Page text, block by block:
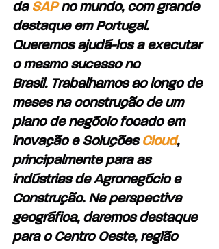
da SAP no mundo, com grande
destaque em Portugal.
Queremos ajudá-los a executar
o mesmo sucesso no
Brasil. Trabalhamos ao longo de
meses na construção de um
plano de negócio focado em
inovação e Soluções Cloud,
principalmente para as
indústrias de Agronegócio e
Construção. Na perspectiva
geográfica, daremos destaque
para o Centro Oeste, região